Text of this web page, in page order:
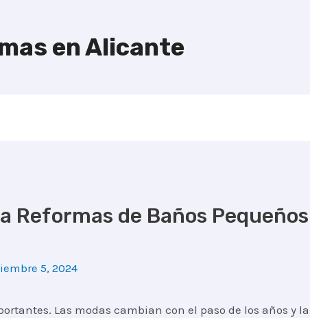
en Alicante
Reformas de Baños
5, 2024
Las modas cambian con el paso de los años y